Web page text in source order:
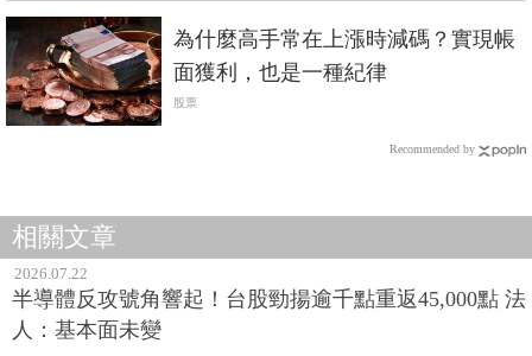
為什麼高手常在上漲時減碼？實現帳
面獲利，也是一種紀律
股票
Recommended by
相關文章
2026.07.22
半導體反攻號角響起！台股勁揚逾千點重返45,000點 法
人：基本面未變